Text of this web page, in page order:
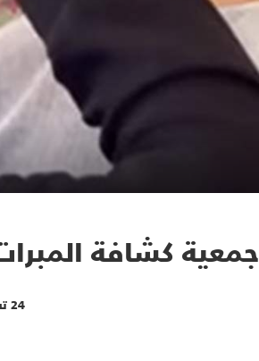
جمعية كشافة
24 تشرين الأول 24 - 19:23